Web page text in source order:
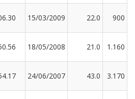
15/03/2009 22.0 900
18/05/2008 21.0 1.160
24/06/2007 43.0 3.170